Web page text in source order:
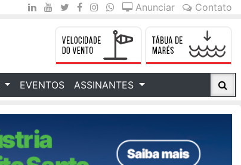
Anunciar Contato
EVENTOS ASSINANTES